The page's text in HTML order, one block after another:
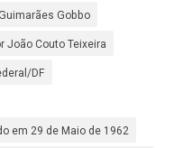
Gobbo
João Couto Teixeira
DF
em 29 de Maio de 1962